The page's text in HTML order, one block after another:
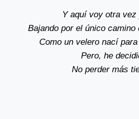
Y aquí voy otra vez
Bajando por el único camino
Como un velero nací
Pero, he
No perder más